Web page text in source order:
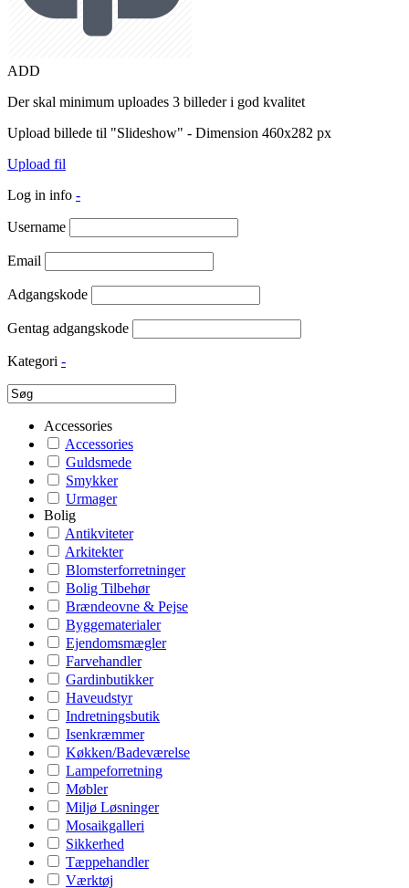
ADD
Der skal minimum uploades 3 billeder i god kvalitet
Upload billede til "Slideshow" - Dimension 460x282 px
Upload fil
Log in info -
Username
Email
Adgangskode
Gentag adgangskode
Kategori -
Accessories
Accessories
Guldsmede
Smykker
Urmager
Bolig
Antikviteter
Arkitekter
Blomsterforretninger
Bolig Tilbehør
Brændeovne & Pejse
Byggematerialer
Ejendomsmægler
Farvehandler
Gardinbutikker
Haveudstyr
Indretningsbutik
Isenkræmmer
Køkken/Badeværelse
Lampeforretning
Møbler
Miljø Løsninger
Mosaikgalleri
Sikkerhed
Tæppehandler
Værktøj